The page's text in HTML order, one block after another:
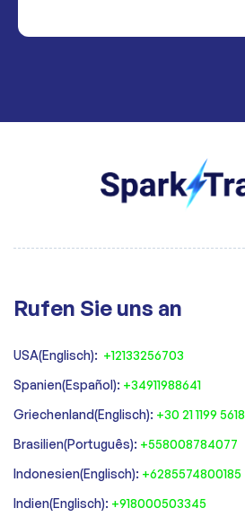
Rufen Sie uns an
USA(Englisch): +12133256703
Spanien(Español): +34911988641
‍Griechenland(Englisch): +30 21 1199 5618
‍Brasilien(Português): +558008784077‍
‍Indonesien(Englisch): +6285574800185
Indien(Englisch): +918000503345